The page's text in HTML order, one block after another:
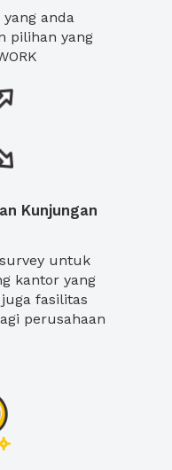
anda
pilihan yang
Kunjungan
untuk
kantor yang
fasilitas
perusahaan